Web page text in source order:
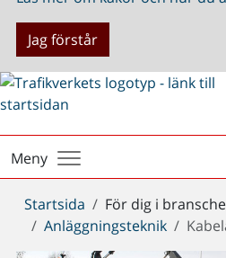
Jag förstår
Meny
Du
är
här:
Startsida För dig i
Anläggningsteknik